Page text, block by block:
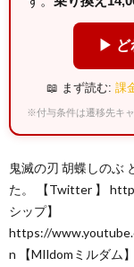
▶ ど
📖 まず読む: 課
※付与条件は遷移先キ
鬼滅の刃 胡蝶しのぶ
た。 【Twitter 】
シップ】
https://
n 【MIldomミルダム